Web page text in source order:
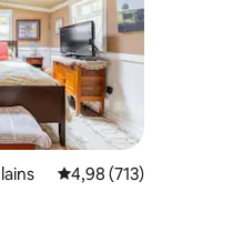
Средна оценка: 4,98
4,98 (713)